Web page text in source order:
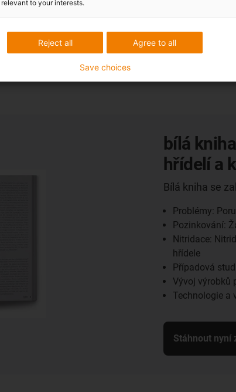
μm Opotřebení hřídele z ušlechtilé
bílá
hřídelí a
Bílá kniha se
Problémy:
Pozinkování:
Nitridace:
hřídele
Případová
Vývoj výrobků
Technologie a
Stáhnout nyní
relevant to your interests.
Agree to all
Reject all
Save choices